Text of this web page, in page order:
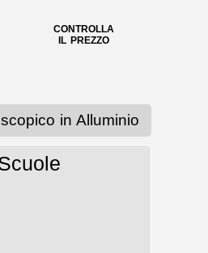
CONTROLLA
IL PREZZO
in Alluminio